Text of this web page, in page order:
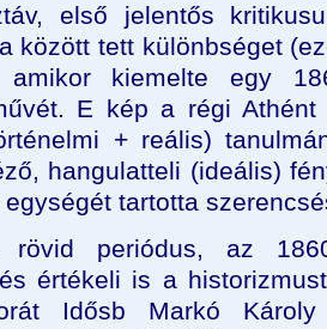
első jelentős
között tett különbséget
amikor kiemelte egy
E kép a régi
+ reális)
hangulatteli (ideális)
tartotta
rövid periódus, az
értékeli is a
Idősb Markó